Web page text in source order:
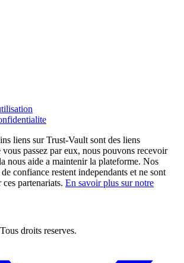
liens sur Trust-Vault sont des liens
passez par eux, nous pouvons recevoir
nous aide a maintenir la plateforme. Nos
confiance restent independants et ne sont
partenariats. En savoir plus sur notre
droits reserves.